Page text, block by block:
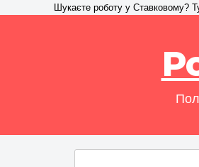
Шукаєте роботу у Ставковому?